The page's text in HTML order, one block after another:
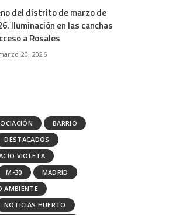
del distrito de marzo de
Iluminación en las canchas
a Rosales
20, 2026
BARRIO
DESTACADOS
VIOLETA
M-30
MADRID
AMBIENTE
NOTICIAS HUERTO